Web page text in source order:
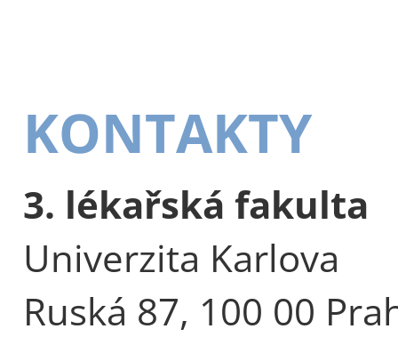
KONTAKTY
3. lékařská fakulta
Univerzita Karlova
Ruská 87, 100 00